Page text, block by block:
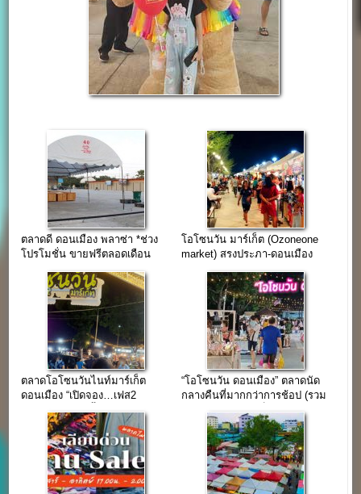
ตลาดดี ดอนเมือง พลาซ่า *ช่วง
โปรโมชั่น ขายฟรีตลอดเดือน
โอโซนวัน มาร์เก็ต (Ozoneone
market) สรงประภา-ดอนเมือง
ตลาดโอโซนวันไนท์มาร์เก็ต
ดอนเมือง “เปิดจอง…เฟส2
อาคารพาณิชย์ชั้นเดียว 7 ห้อง
สุดท้าย”
“โอโซนวัน ดอนเมือง” ตลาดนัด
กลางคืนที่มากกว่าการช้อป (รวม